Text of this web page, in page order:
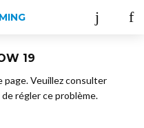
19
page. Veuillez consulter
régler ce problème.